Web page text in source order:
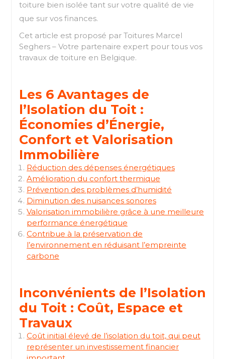
toiture bien isolée tant sur votre qualité de vie
que sur vos finances.
Cet article est proposé par Toitures Marcel
Seghers – Votre partenaire expert pour tous vos
travaux de toiture en Belgique.
Les 6 Avantages de
l’Isolation du Toit :
Économies d’Énergie,
Confort et Valorisation
Immobilière
Réduction des dépenses énergétiques
Amélioration du confort thermique
Prévention des problèmes d’humidité
Diminution des nuisances sonores
Valorisation immobilière grâce à une meilleure
performance énergétique
Contribue à la préservation de
l’environnement en réduisant l’empreinte
carbone
Inconvénients de l’Isolation
du Toit : Coût, Espace et
Travaux
Coût initial élevé de l’isolation du toit, qui peut
représenter un investissement financier